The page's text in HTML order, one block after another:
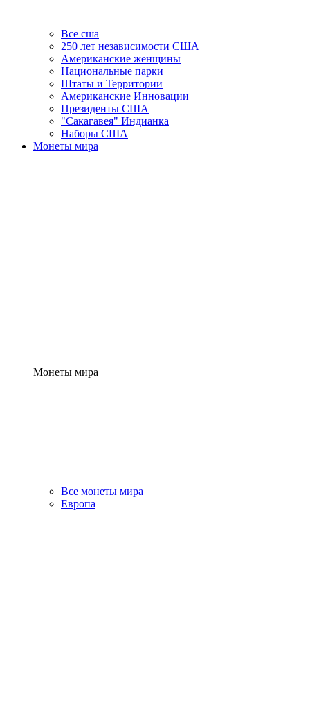
Все сша
250 лет независимости США
Американские женщины
Национальные парки
Штаты и Территории
Американские Инновации
Президенты США
"Сакагавея" Индианка
Наборы США
Монеты мира
Монеты мира
Все монеты мира
Европа